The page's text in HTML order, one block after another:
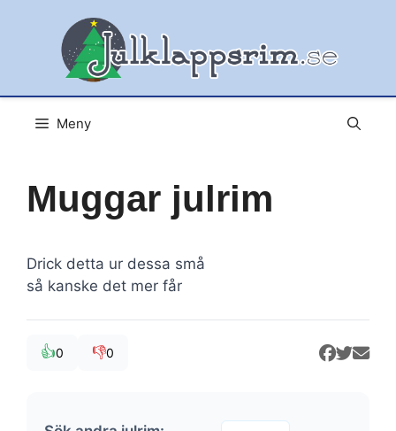
Meny
Muggar julrim
Drick detta ur dessa små
så kanske det mer får
👍0 👎0